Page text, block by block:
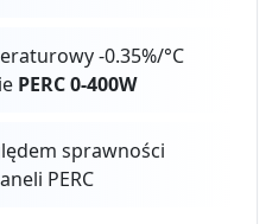
-0.35%/°C
PERC 0-400W
sprawności
PERC